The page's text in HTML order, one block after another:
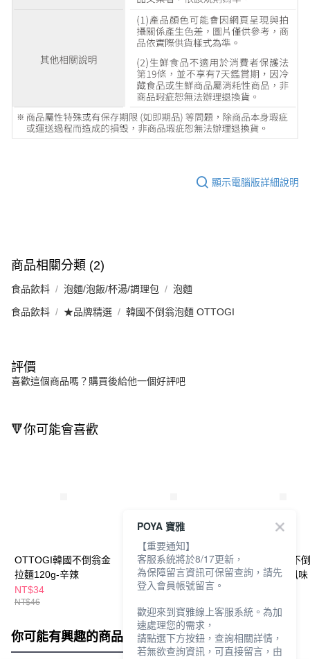
顯示電腦版詳細說明
商品相關分類 (2)
食品飲料 泡麵/泡飯/杯湯/調理包 泡麵
食品飲料 ★品牌精選 韓國不倒翁泡麵 OTTOGI
評價
喜歡這個商品嗎？購買後給他一個好評吧
🔻你可能會喜歡
OTTOGI韓國不倒翁金
拉麵120g-辛辣
NT$34
NT$46
OTTOGI韓國不倒翁金
拉麵120g-原味
NT$34
OTTOGI韓國不
麵100g-咖哩風味
你可能有興趣的商品 全站排行
POYA 寶雅
【重要通知】
客服系統將於8/17更新，
為保障留言資訊可保留查詢，請先
登入會員帳號留言。
歡迎來到寶雅線上客服系統。為加
速處理您的需求，
請點選下方按鈕，查詢相關詳情，
若無欲查詢資訊，可直接留言，由